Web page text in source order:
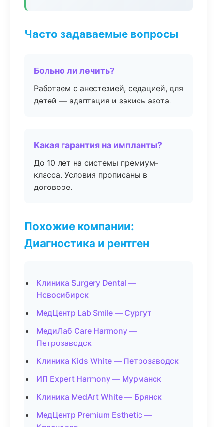
Часто задаваемые вопросы
Больно ли лечить?
Работаем с анестезией, седацией, для
детей — адаптация и закись азота.
Какая гарантия на импланты?
До 10 лет на системы премиум-
класса. Условия прописаны в
договоре.
Похожие компании:
Диагностика и рентген
Клиника Surgery Dental —
Новосибирск
МедЦентр Lab Smile — Сургут
МедиЛаб Care Harmony —
Петрозаводск
Клиника Kids White — Петрозаводск
ИП Expert Harmony — Мурманск
Клиника MedArt White — Брянск
МедЦентр Premium Esthetic —